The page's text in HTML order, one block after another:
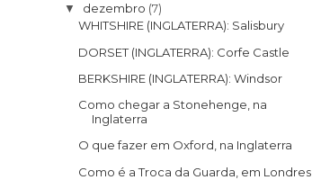
▼ dezembro (7)
WHITSHIRE (INGLATERRA): Salisbury
DORSET (INGLATERRA): Corfe Castle
BERKSHIRE (INGLATERRA): Windsor
Como chegar a Stonehenge, na
Inglaterra
O que fazer em Oxford, na Inglaterra
Como é a Troca da Guarda, em Londres